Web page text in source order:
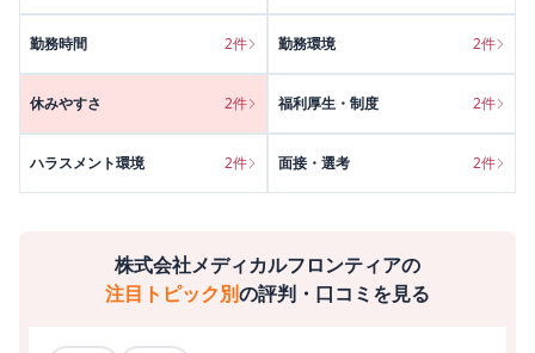
勤務時間 2件 勤務環境 2件
休みやすさ 2件 福利厚生・制度 2件
ハラスメント環境 2件 面接・選考 2件
株式会社メディカルフロンティアの
注目トピック別の評判・口コミを見る